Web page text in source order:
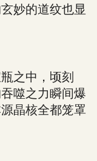
妙的道纹也显
之中，顷刻
噬之力瞬间爆
晶核全都笼罩